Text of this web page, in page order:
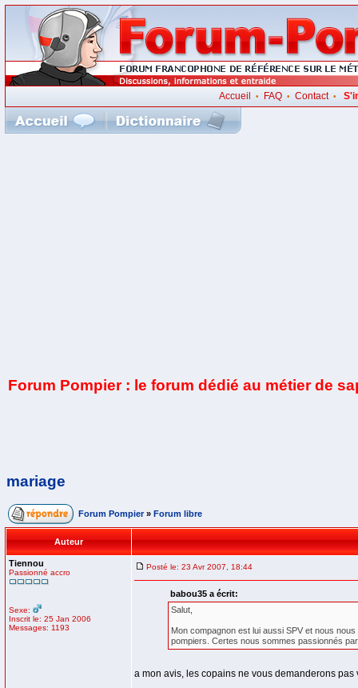
Accueil • FAQ• Contact•
Forum Pompier : le forum dédié au métier de
mariage
Forum Pompier » Forum libre
Auteur
Tiennou
Passionné accro
Sexe:
Inscrit le: 25 Jan 2006
Messages: 1193
Posté le: 23 Avr 2007, 18:44
babou35 a écrit:
Salut,
Mon compagnon est lui aussi SPV et nous
pompiers. Certes nous sommes passionnés
a mon avis, les copains ne vous demanderons pas